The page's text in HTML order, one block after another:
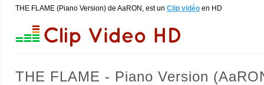
THE FLAME (Piano Version) de AaRON, est un Clip vidéo en HD
THE FLAME - Piano Version